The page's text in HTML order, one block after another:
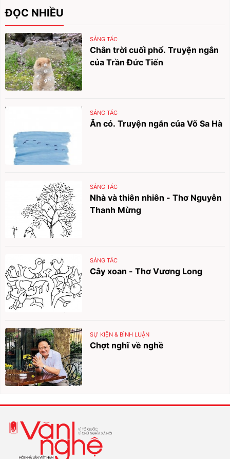
ĐỌC NHIỀU
SÁNG TÁC
Chân trời cuối phố. Truyện ngắn
của Trần Đức Tiến
SÁNG TÁC
Ăn cỏ. Truyện ngắn của Võ Sa Hà
SÁNG TÁC
Nhà và thiên nhiên - Thơ Nguyễn
Thanh Mừng
SÁNG TÁC
Cây xoan - Thơ Vương Long
SỰ KIỆN & BÌNH LUẬN
Chợt nghĩ về nghề